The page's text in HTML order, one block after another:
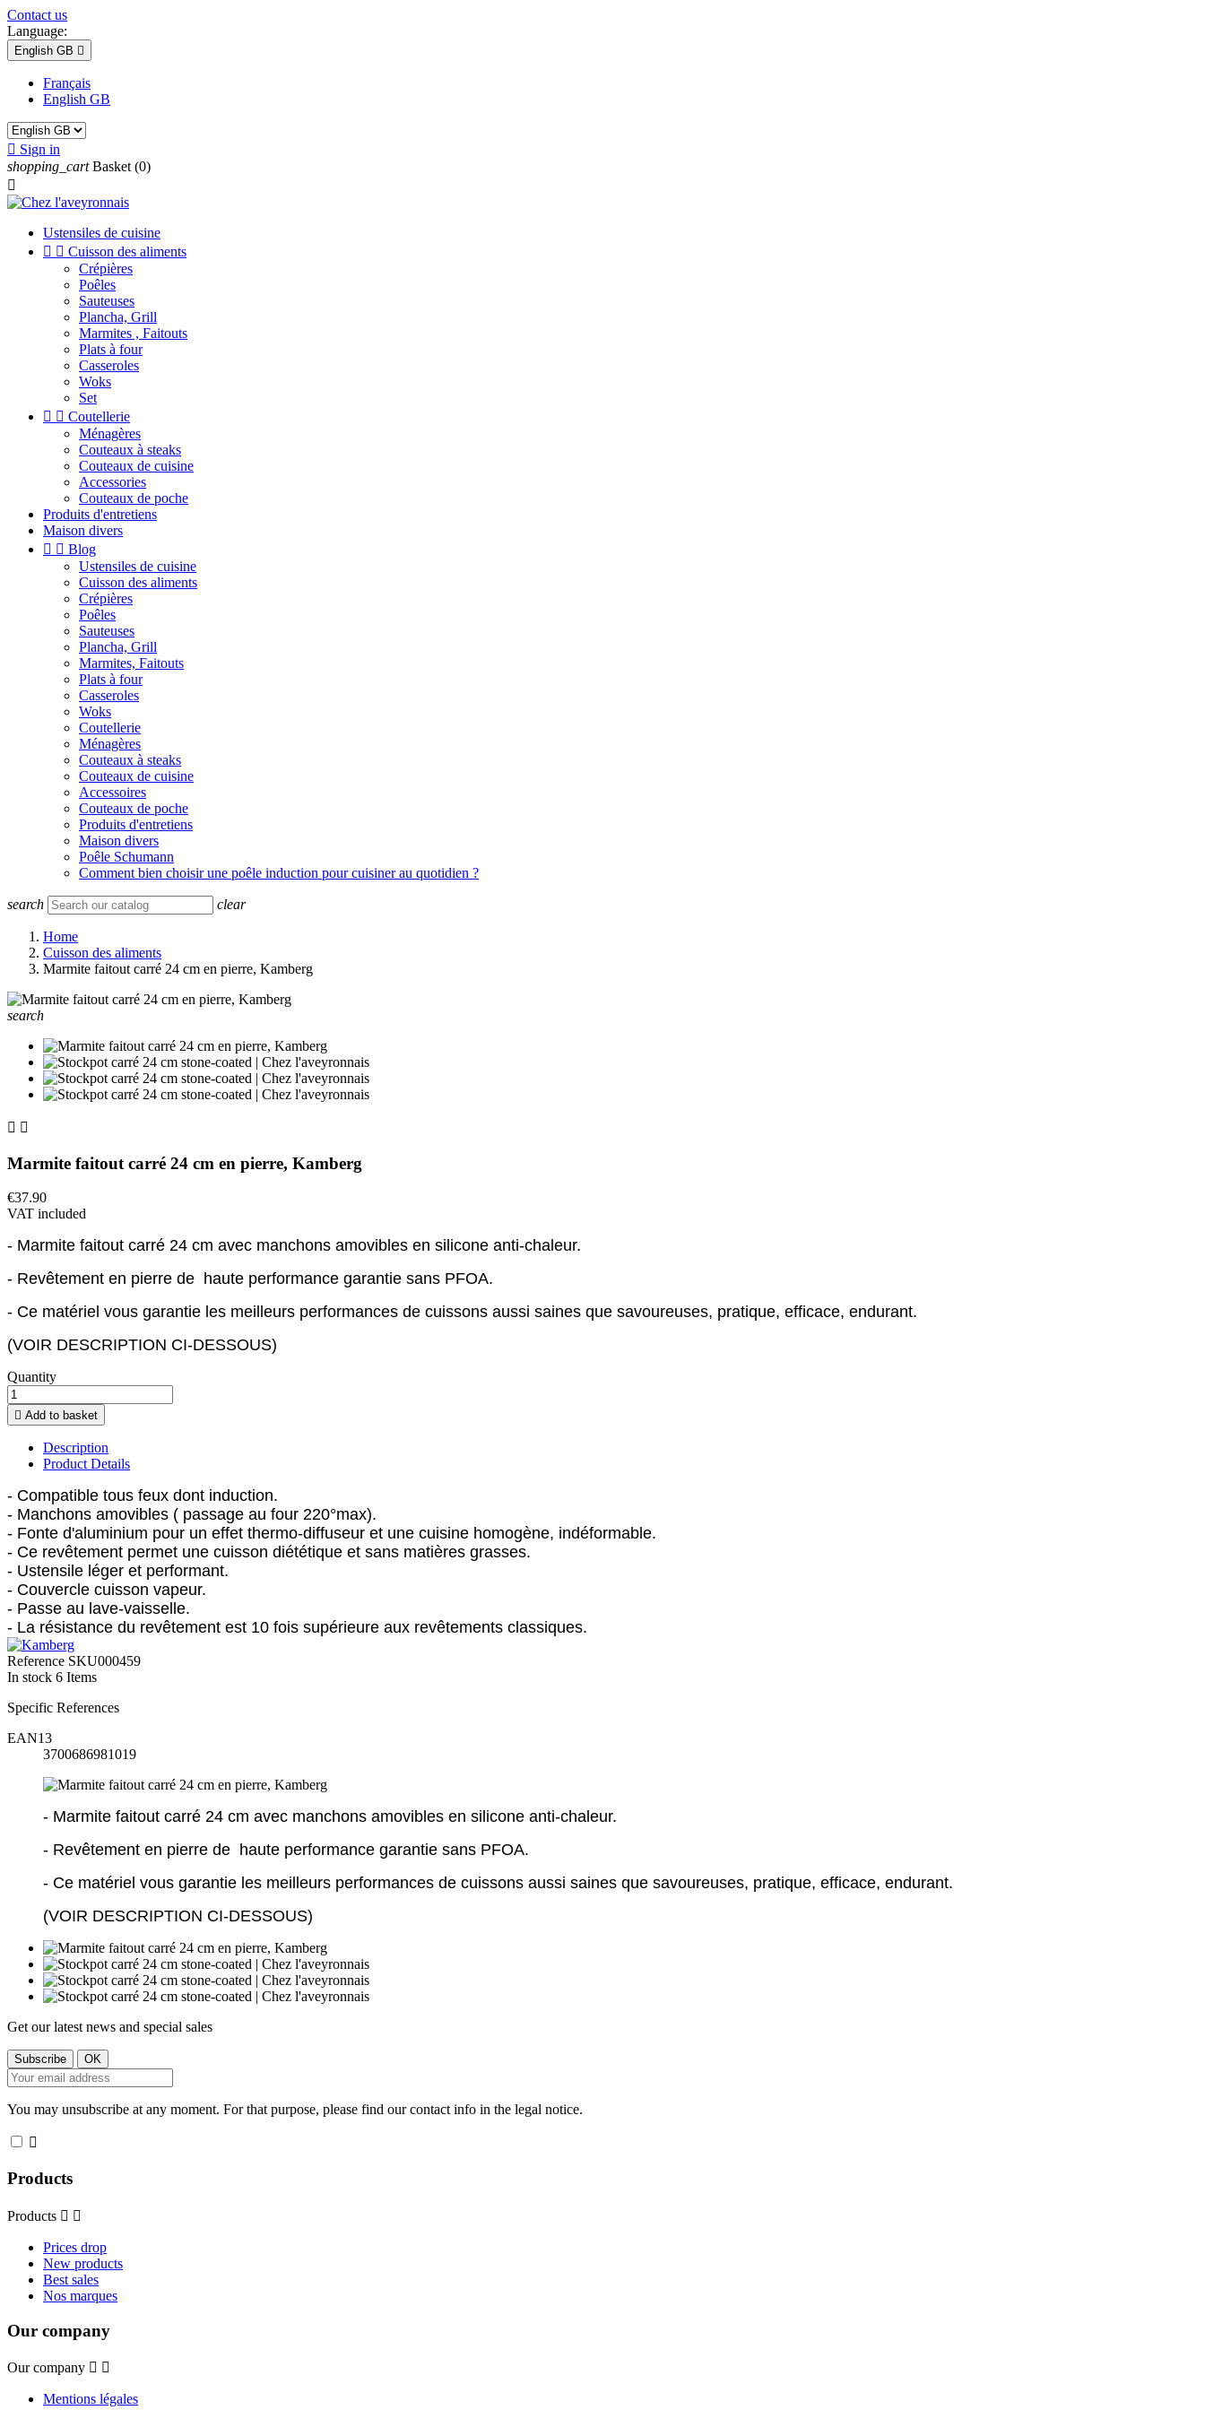
Contact us
Language:
English GB 
Français
English GB
 Sign in
shopping_cart Basket (0)

Ustensiles de cuisine
  Cuisson des aliments
Crépières
Poêles
Sauteuses
Plancha, Grill
Marmites , Faitouts
Plats à four
Casseroles
Woks
Set
  Coutellerie
Ménagères
Couteaux à steaks
Couteaux de cuisine
Accessories
Couteaux de poche
Produits d'entretiens
Maison divers
  Blog
Ustensiles de cuisine
Cuisson des aliments
Crépières
Poêles
Sauteuses
Plancha, Grill
Marmites, Faitouts
Plats à four
Casseroles
Woks
Coutellerie
Ménagères
Couteaux à steaks
Couteaux de cuisine
Accessoires
Couteaux de poche
Produits d'entretiens
Maison divers
Poêle Schumann
Comment bien choisir une poêle induction pour cuisiner au quotidien ?
search clear
Home
Cuisson des aliments
Marmite faitout carré 24 cm en pierre, Kamberg
search
 
Marmite faitout carré 24 cm en pierre, Kamberg
€37.90
VAT included
- Marmite faitout carré 24 cm avec manchons amovibles en silicone anti-chaleur.
- Revêtement en pierre de haute performance garantie sans PFOA.
- Ce matériel vous garantie les meilleurs performances de cuissons aussi saines que savoureuses, pratique, efficace, endurant.
(VOIR DESCRIPTION CI-DESSOUS)
Quantity
 Add to basket
Description
Product Details
- Compatible tous feux dont induction.
- Manchons amovibles ( passage au four 220°max).
- Fonte d'aluminium pour un effet thermo-diffuseur et une cuisine homogène, indéformable.
- Ce revêtement permet une cuisson diététique et sans matières grasses.
- Ustensile léger et performant.
- Couvercle cuisson vapeur.
- Passe au lave-vaisselle.
- La résistance du revêtement est 10 fois supérieure aux revêtements classiques.
Reference SKU000459
In stock 6 Items
Specific References
EAN13
3700686981019
- Marmite faitout carré 24 cm avec manchons amovibles en silicone anti-chaleur.
- Revêtement en pierre de haute performance garantie sans PFOA.
- Ce matériel vous garantie les meilleurs performances de cuissons aussi saines que savoureuses, pratique, efficace, endurant.
(VOIR DESCRIPTION CI-DESSOUS)
Get our latest news and special sales
You may unsubscribe at any moment. For that purpose, please find our contact info in the legal notice.

Products
Products  
Prices drop
New products
Best sales
Nos marques
Our company
Our company  
Mentions légales